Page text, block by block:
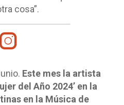
cosa”.
Este mes la artista
del Año 2024’ en la
en la Música de